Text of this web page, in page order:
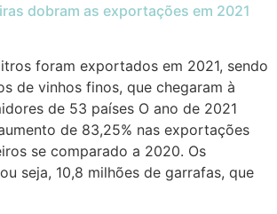
dobram as exportações em 2021
foram exportados em 2021, sendo
de vinhos finos, que chegaram à
de 53 países O ano de 2021
de 83,25% nas exportações
se comparado a 2020. Os
seja, 10,8 milhões de garrafas, que